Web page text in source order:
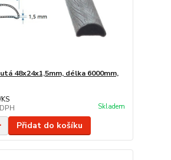
48x24x1,5mm, délka 6000mm,
KS
Skladem
Přidat do košíku